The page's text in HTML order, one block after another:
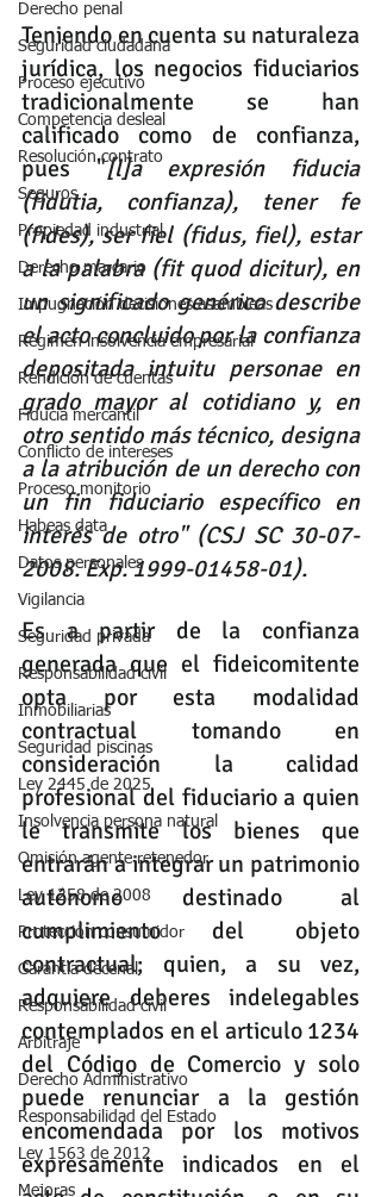
Derecho penal
Seguridad ciudadana
Proceso ejecutivo
Competencia desleal
Resolución contrato
Seguros
Propiedad industrial
Derecho marcario
Impugnación decisiones asambleas
Régimen insolvencia empresarial
Rendición de cuentas
Fiducia mercantil
Conflicto de intereses
Proceso monitorio
Habeas data
Datos personales
Vigilancia
Seguridad privada
Responsabilidad civil
Inmobiliarias
Seguridad piscinas
Ley 2445 de 2025
Insolvencia persona natural
Omisión agente retenedor
Ley 1258 de 2008
Protección consumidor
Garantia decenal
Responsabilidad civil
Arbitraje
Derecho Administrativo
Responsabilidad del Estado
Ley 1563 de 2012
Mejoras
Teniendo en cuenta su naturaleza
jurídica, los negocios fiduciarios
tradicionalmente se han
calificado como de confianza,
pues "[l]a expresión fiducia
(fidutia, confianza), tener fe
(fides), ser fiel (fidus, fiel), estar
a la palabra (fit quod dicitur), en
un significado genérico describe
el acto concluido por la confianza
depositada intuitu personae en
grado mayor al cotidiano y, en
otro sentido más técnico, designa
a la atribución de un derecho con
un fin fiduciario específico en
interés de otro" (CSJ SC 30-07-
2008. Exp. 1999-01458-01).
Es a partir de la confianza
generada que el fideicomitente
opta por esta modalidad
contractual tomando en
consideración la calidad
profesional del fiduciario a quien
le transmite los bienes que
entrarán a integrar un patrimonio
autónomo destinado al
cumplimiento del objeto
contractual; quien, a su vez,
adquiere deberes indelegables
contemplados en el articulo 1234
del Código de Comercio y solo
puede renunciar a la gestión
encomendada por los motivos
expresamente indicados en el